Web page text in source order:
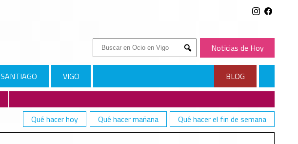
Buscar:
Submit
Noticias de Hoy
SANTIAGO VIGO
BLOG
Qué hacer hoy
Qué hacer mañana Qué hacer el fin de semana